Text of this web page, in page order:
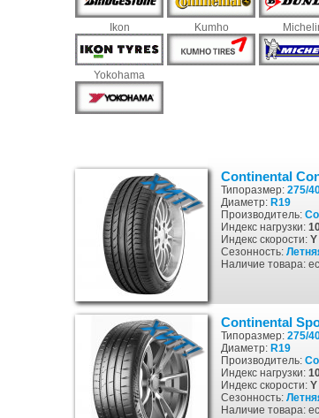
Ikon Kumho
Yokohama
Continental
Типоразмер: 275/
Диаметр: R19
Производитель:
Индекс нагрузки:
Индекс скорости: Y
Сезонность:
Наличие товара:
Continental
Типоразмер: 275/
Диаметр: R19
Производитель:
Индекс нагрузки:
Индекс скорости: Y
Сезонность:
Наличие товара: